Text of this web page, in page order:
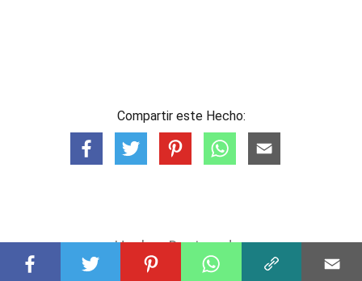
Compartir este Hecho:
Hechos Destacados
TRANSPORTE